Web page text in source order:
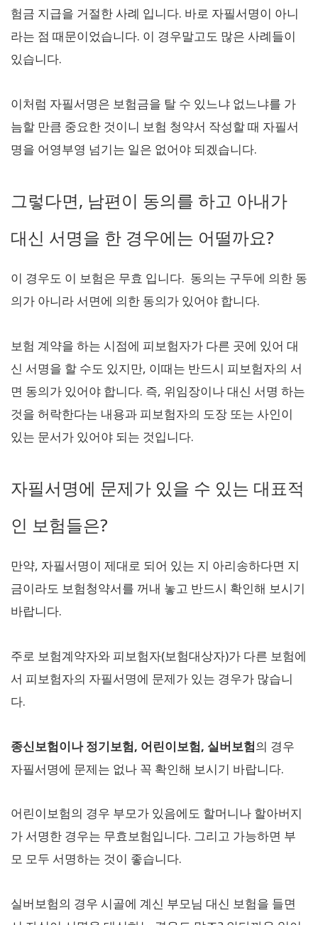
험금 지급을 거절한 사례 입니다. 바로 자필서명이 아니
라는 점 때문이었습니다. 이 경우말고도 많은 사례들이
있습니다.
이처럼 자필서명은 보험금을 탈 수 있느냐 없느냐를 가
늠할 만큼 중요한 것이니 보험 청약서 작성할 때 자필서
명을 어영부영 넘기는 일은 없어야 되겠습니다.
그렇다면, 남편이 동의를 하고 아내가
대신 서명을 한 경우에는 어떨까요?
이 경우도 이 보험은 무효 입니다. 동의는 구두에 의한 동
의가 아니라 서면에 의한 동의가 있어야 합니다.
보험 계약을 하는 시점에 피보험자가 다른 곳에 있어 대
신 서명을 할 수도 있지만, 이때는 반드시 피보험자의 서
면 동의가 있어야 합니다. 즉, 위임장이나 대신 서명 하는
것을 허락한다는 내용과 피보험자의 도장 또는 사인이
있는 문서가 있어야 되는 것입니다.
자필서명에 문제가 있을 수 있는 대표적
인 보험들은?
만약, 자필서명이 제대로 되어 있는 지 아리송하다면 지
금이라도 보험청약서를 꺼내 놓고 반드시 확인해 보시기
바랍니다.
주로 보험계약자와 피보험자(보험대상자)가 다른 보험에
서 피보험자의 자필서명에 문제가 있는 경우가 많습니
다.
종신보험이나 정기보험, 어린이보험, 실버보험의 경우
자필서명에 문제는 없나 꼭 확인해 보시기 바랍니다.
어린이보험의 경우 부모가 있음에도 할머니나 할아버지
가 서명한 경우는 무효보험입니다. 그리고 가능하면 부
모 모두 서명하는 것이 좋습니다.
실버보험의 경우 시골에 계신 부모님 대신 보험을 들면